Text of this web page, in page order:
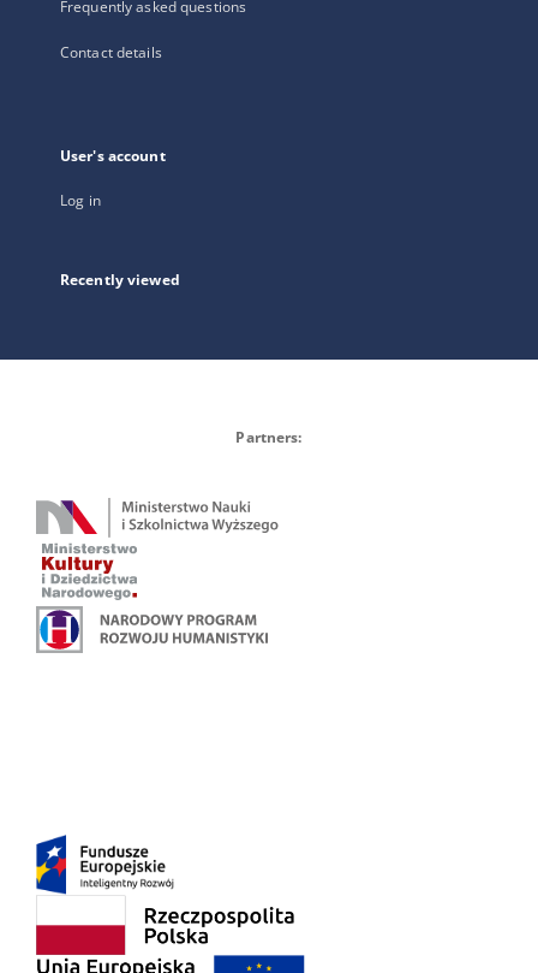
Frequently asked questions
Contact details
User's account
Log in
Recently viewed
Partners: